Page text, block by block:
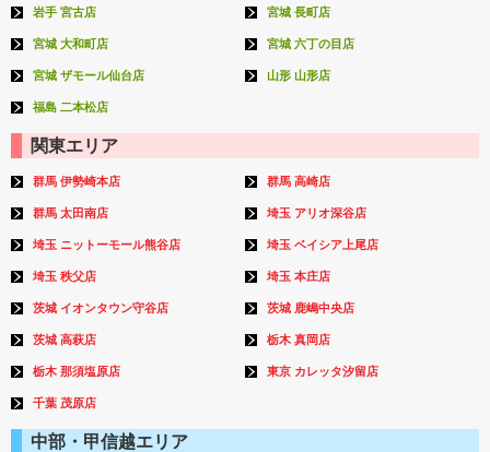
岩手 宮古店 宮城 長町店
宮城 大和町店 宮城 六丁の目店
宮城 ザモール仙台店 山形 山形店
福島 二本松店
関東エリア
群馬 伊勢崎本店 群馬 高崎店
群馬 太田南店 埼玉 アリオ深谷店
埼玉 ニットーモール熊谷店 埼玉 ベイシア上尾店
埼玉 秩父店 埼玉 本庄店
茨城 イオンタウン守谷店 茨城 鹿嶋中央店
茨城 高萩店 栃木 真岡店
栃木 那須塩原店 東京 カレッタ汐留店
千葉 茂原店
中部・甲信越エリア